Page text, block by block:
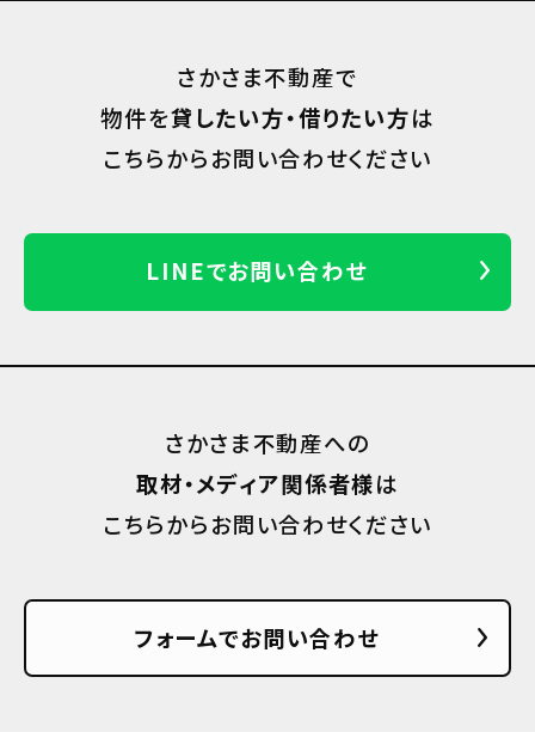
さかさま不動産で
物件を貸したい方・借りたい方は
こちらからお問い合わせください
LINEでお問い合わせ
さかさま不動産への
取材・メディア関係者様は
こちらからお問い合わせください
フォームでお問い合わせ